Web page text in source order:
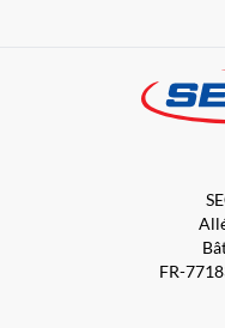
FR-